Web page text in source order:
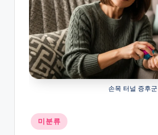
사
지
손목 터널 증후군
Posted
in
미분류